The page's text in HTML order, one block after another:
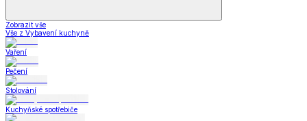
Zobrazit vše
Vše z Vybavení kuchyně
Vaření
Pečení
Stolování
Kuchyňské spotřebiče